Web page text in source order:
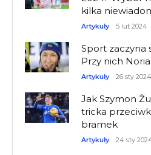
kilka
Artykuły 5 lut 2024
Sport zaczyna
Przy nich
Artykuły 26 sty 2024
Jak Szymon
tricka
bramek
Artykuły 24 sty